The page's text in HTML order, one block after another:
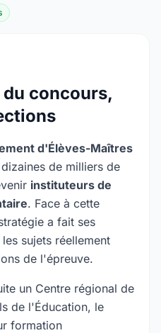
concours,
d'Élèves-Maîtres
de milliers de
instituteurs de
. Face à cette
a fait ses
sujets réellement
de l'épreuve.
un Centre régional de
de l'Éducation, le
formation